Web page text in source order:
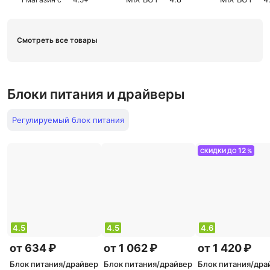
Смотреть все товары
Блоки питания и драйверы
Регулируемый блок питания
4.5
от 634 ₽
Блок питания/драйвер
4.5
от 1 062 ₽
Блок питания/драйвер
СКИДКИ ДО12 %
4.6
от 1 420 ₽
Блок питания/